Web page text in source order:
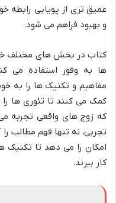
عمیق تری از پویایی رابطه
و بهبود فراهم می شود.
کتاب در بخش های مختلف
ها به وفور استفاده می
مفاهیم و تکنیک ها را به
کمک می کنند تا تئوری ها
که زوج های واقعی تجربه می
تجربی، نه تنها فهم مطالب
امکان را می دهد تا تکنیک
کار ببرند.